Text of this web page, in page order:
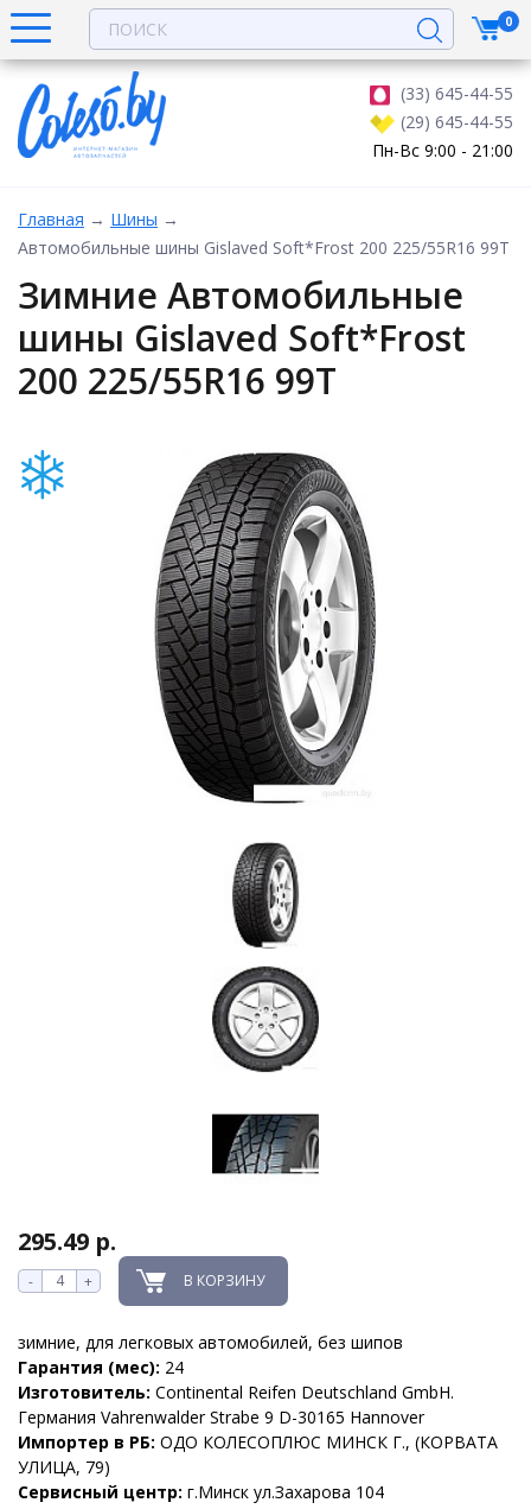
(33) 645-44-55
(29) 645-44-55
Пн-Вс 9:00 - 21:00
0
Главная → Шины →
Автомобильные шины Gislaved Soft*Frost 200 225/55R16 99T
Зимние Автомобильные
шины Gislaved Soft*Frost
200 225/55R16 99T
295.49 р.
- + В КОРЗИНУ
зимние, для легковых автомобилей, без шипов
Гарантия (мес): 24
Изготовитель: Continental Reifen Deutschland GmbH.
Германия Vahrenwalder Strabe 9 D-30165 Hannover
Импортер в РБ: ОДО КОЛЕСОПЛЮС МИНСК Г., (КОРВАТА
УЛИЦА, 79)
Сервисный центр: г.Минск ул.Захарова 104